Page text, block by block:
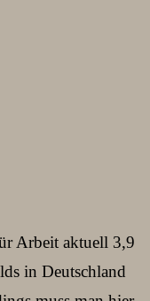
Arbeit aktuell 3,9
in Deutschland